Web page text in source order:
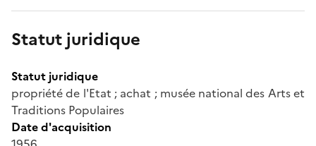
Statut juridique
Statut juridique
propriété de l'Etat ; achat ; musée national des Arts et
Traditions Populaires
Date d'acquisition